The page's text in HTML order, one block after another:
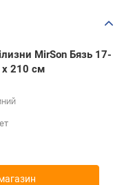
MirSon Бязь 17-
x 210 см